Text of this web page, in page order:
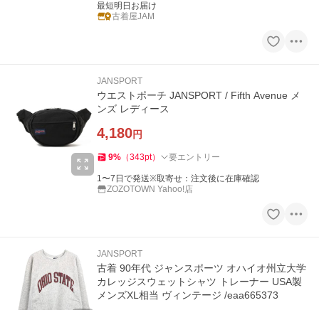
最短明日お届け
古着屋JAM
JANSPORT
ウエストポーチ JANSPORT / Fifth Avenue メ
ンズ レディース
4,180円
9% （343pt） 要エントリー
1〜7日で発送※取寄せ：注文後に在庫確認
ZOZOTOWN Yahoo!店
JANSPORT
古着 90年代 ジャンスポーツ オハイオ州立大学
カレッジスウェットシャツ トレーナー USA製
メンズXL相当 ヴィンテージ /eaa665373